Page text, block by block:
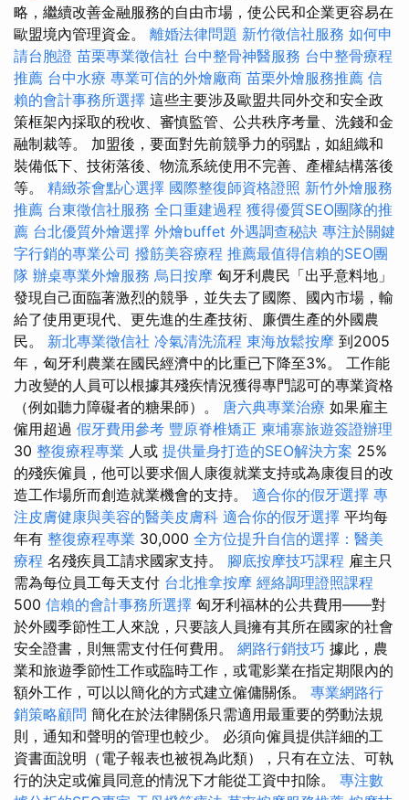
略，繼續改善金融服務的自由市場，使公民和企業更容易在
歐盟境內管理資金。 離婚法律問題 新竹徵信社服務 如何申
請台胞證 苗栗專業徵信社 台中整骨神醫服務 台中整骨療程
推薦 台中水療 專業可信的外燴廠商 苗栗外燴服務推薦 信
賴的會計事務所選擇 這些主要涉及歐盟共同外交和安全政
策框架內採取的稅收、審慎監管、公共秩序考量、洗錢和金
融制裁等。 加盟後，要面對先前競爭力的弱點，如組織和
裝備低下、技術落後、物流系統使用不完善、產權結構落後
等。 精緻茶會點心選擇 國際整復師資格證照 新竹外燴服務
推薦 台東徵信社服務 全口重建過程 獲得優質SEO團隊的推
薦 台北優質外燴選擇 外燴buffet 外遇調查秘訣 專注於關鍵
字行銷的專業公司 撥筋美容療程 推薦最值得信賴的SEO團
隊 辦桌專業外燴服務 烏日按摩 匈牙利農民「出乎意料地」
發現自己面臨著激烈的競爭，並失去了國際、國內市場，輸
給了使用更現代、更先進的生產技術、廉價生產的外國農
民。 新北專業徵信社 冷氣清洗流程 東海放鬆按摩 到2005
年，匈牙利農業在國民經濟中的比重已下降至3%。 工作能
力改變的人員可以根據其殘疾情況獲得專門認可的專業資格
（例如聽力障礙者的糖果師）。 唐六典專業治療 如果雇主
僱用超過 假牙費用參考 豐原脊椎矯正 柬埔寨旅遊簽證辦理
30 整復療程專業 人或 提供量身打造的SEO解決方案 25%
的殘疾僱員，他可以要求個人康復就業支持或為康復目的改
造工作場所而創造就業機會的支持。 適合你的假牙選擇 專
注皮膚健康與美容的醫美皮膚科 適合你的假牙選擇 平均每
年有 整復療程專業 30,000 全方位提升自信的選擇：醫美
療程 名殘疾員工請求國家支持。 腳底按摩技巧課程 雇主只
需為每位員工每天支付 台北推拿按摩 經絡調理證照課程
500 信賴的會計事務所選擇 匈牙利福林的公共費用——對
於外國季節性工人來說，只要該人員擁有其所在國家的社會
安全證書，則無需支付任何費用。 網路行銷技巧 據此，農
業和旅遊季節性工作或臨時工作，或電影業在指定期限內的
額外工作，可以以簡化的方式建立僱傭關係。 專業網路行
銷策略顧問 簡化在於法律關係只需適用最重要的勞動法規
則，通知和聲明的管理也較少。 必須向僱員提供詳細的工
資書面說明（電子報表也被視為此類），只有在立法、可執
行的決定或僱員同意的情況下才能從工資中扣除。 專注數